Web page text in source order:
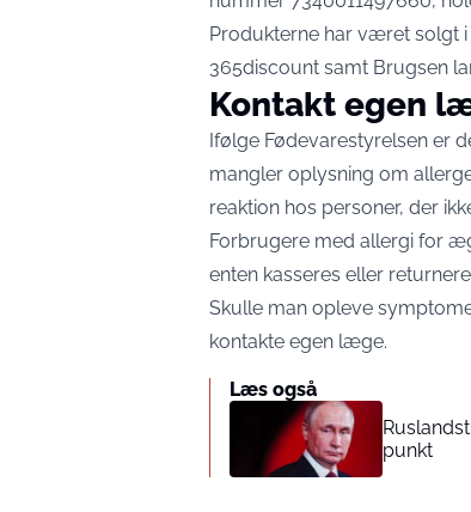
Produkterne har været solgt i
365discount samt Brugsen
Kontakt egen
Ifølge Fødevarestyrelsen er
mangler oplysning om
reaktion hos personer, der
Forbrugere med allergi for
enten kasseres eller
Skulle man opleve
kontakte egen læge.
Læs også
punkt